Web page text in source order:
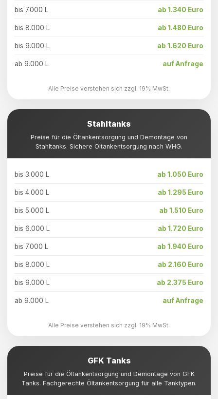
bis 7.000 L ab 1.340 Euro
bis 8.000 L ab 1.480 Euro
bis 9.000 L ab 1.620 Euro
ab 9.000 L auf Anfrage
Alle Preise verstehen sich zzgl. 19% MwSt.
Stahltanks
Preise für die Öltankentsorgung und Demontage von
Stahltanks. Sichere Öltankentsorgung nach WHG.
bis 3.000 L ab 1.050 Euro
bis 4.000 L ab 1.295 Euro
bis 5.000 L ab 1.510 Euro
bis 6.000 L ab 1.720 Euro
bis 7.000 L ab 1.940 Euro
bis 8.000 L ab 2.160 Euro
bis 9.000 L ab 2.375 Euro
ab 9.000 L auf Anfrage
Alle Preise verstehen sich zzgl. 19% MwSt.
GFK Tanks
Preise für die Öltankentsorgung und Demontage von GFK
Tanks. Fachgerechte Öltankentsorgung für alle Tanktypen.